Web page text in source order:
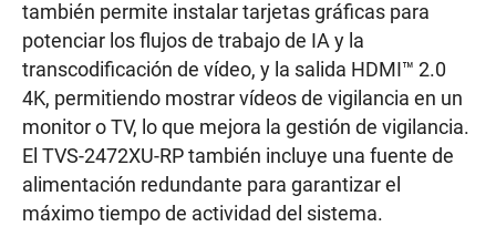
también permite instalar tarjetas gráficas para
potenciar los flujos de trabajo de IA y la
transcodificación de vídeo, y la salida HDMI™ 2.0
4K, permitiendo mostrar vídeos de vigilancia en un
monitor o TV, lo que mejora la gestión de vigilancia.
El TVS-2472XU-RP también incluye una fuente de
alimentación redundante para garantizar el
máximo tiempo de actividad del sistema.